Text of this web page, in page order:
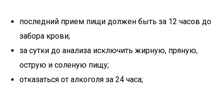
последний прием пищи должен быть за 12 часов до
забора крови;
за сутки до анализа исключить жирную, пряную,
острую и соленую пищу;
отказаться от алкоголя за 24 часа;